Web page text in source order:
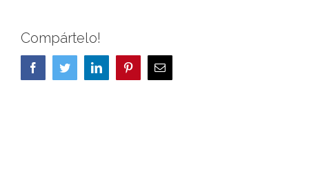
Compártelo!
FacebookTwitterLinkedIn PinterestCorreo
electrónico